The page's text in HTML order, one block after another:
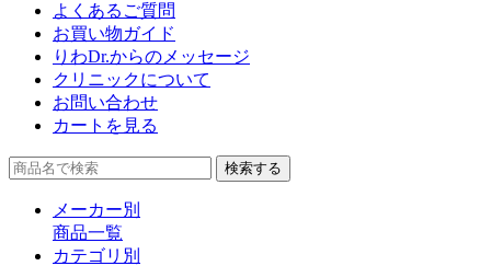
よくあるご質問
お買い物ガイド
りわDr.からのメッセージ
クリニックについて
お問い合わせ
カートを見る
検索する
メーカー別
商品一覧
カテゴリ別